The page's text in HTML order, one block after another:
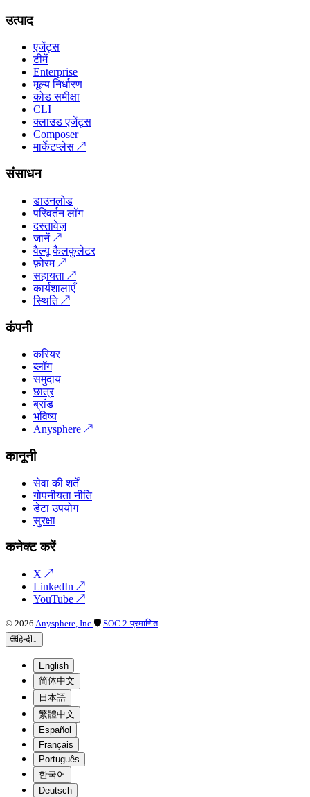
उत्पाद
एजेंट्स
टीमें
Enterprise
मूल्य निर्धारण
कोड समीक्षा
CLI
क्लाउड एजेंट्स
Composer
मार्केटप्लेस ↗
संसाधन
डाउनलोड
परिवर्तन लॉग
दस्तावेज़
जानें↗
वैल्यू कैलकुलेटर
फ़ोरम↗
सहायता ↗
कार्यशालाएँ
स्थिति↗
कंपनी
करियर
ब्लॉग
समुदाय
छात्र
ब्रांड
भविष्य
Anysphere ↗
कानूनी
सेवा की शर्तें
गोपनीयता नीति
डेटा उपयोग
सुरक्षा
कनेक्ट करें
X ↗
LinkedIn ↗
YouTube ↗
© 2026 Anysphere, Inc.🛡 SOC 2-प्रमाणित
🌐हिन्दी↓
English
简体中文
日本語
繁體中文
Español
Français
Português
한국어
Deutsch